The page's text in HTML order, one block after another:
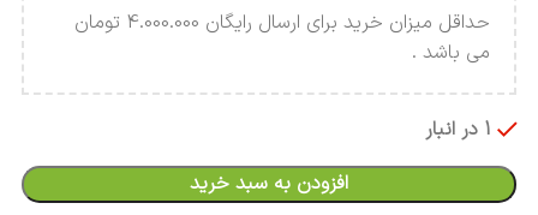
حداقل میزان خرید برای ارسال رایگان 4.000.000 تومان
می باشد .
1 در انبار
افزودن به سبد خرید